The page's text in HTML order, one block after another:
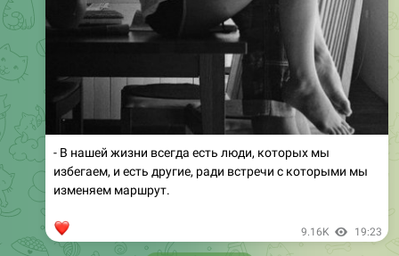
- В нашей жизни всегда есть люди, которых мы
избегаем, и есть другие, ради встречи с которыми мы
изменяем маршрут.
9.16K 19:23